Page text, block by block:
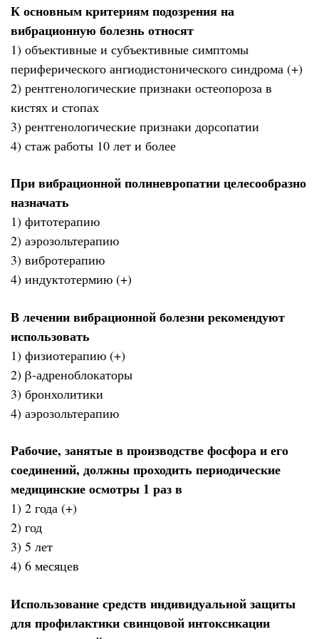
К основным критериям подозрения на
вибрационную болезнь относят
1) объективные и субъективные симптомы
периферического ангиодистонического синдрома (+)
2) рентгенологические признаки остеопороза в
кистях и стопах
3) рентгенологические признаки дорсопатии
4) стаж работы 10 лет и более
При вибрационной полиневропатии целесообразно
назначать
1) фитотерапию
2) аэрозольтерапию
3) вибротерапию
4) индуктотермию (+)
В лечении вибрационной болезни рекомендуют
использовать
1) физиотерапию (+)
2) β-адреноблокаторы
3) бронхолитики
4) аэрозольтерапию
Рабочие, занятые в производстве фосфора и его
соединений, должны проходить периодические
медицинские осмотры 1 раз в
1) 2 года (+)
2) год
3) 5 лет
4) 6 месяцев
Использование средств индивидуальной защиты
для профилактики свинцовой интоксикации